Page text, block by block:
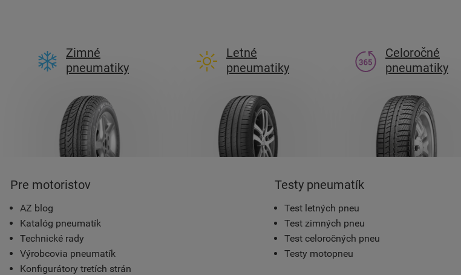
Zimné
pneumatiky
Letné
pneumatiky
Celoročné
pneumatiky
Pre motoristov
AZ blog
Katalóg pneumatík
Technické rady
Výrobcovia pneumatík
Konfigurátory tretích strán
Testy pneumatík
Test letných pneu
Test zimných pneu
Test celoročných pneu
Testy motopneu